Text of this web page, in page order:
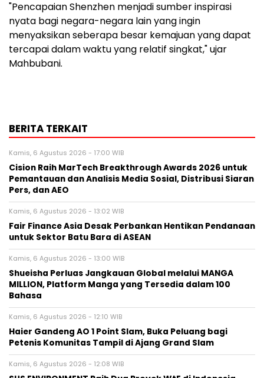
"Pencapaian Shenzhen menjadi sumber inspirasi
nyata bagi negara-negara lain yang ingin
menyaksikan seberapa besar kemajuan yang dapat
tercapai dalam waktu yang relatif singkat," ujar
Mahbubani.
BERITA TERKAIT
Kamis, 6 Agustus 2026 - 17:00 WIB
Cision Raih MarTech Breakthrough Awards 2026 untuk
Pemantauan dan Analisis Media Sosial, Distribusi Siaran
Pers, dan AEO
Kamis, 6 Agustus 2026 - 13:02 WIB
Fair Finance Asia Desak Perbankan Hentikan Pendanaan
untuk Sektor Batu Bara di ASEAN
Kamis, 6 Agustus 2026 - 13:00 WIB
Shueisha Perluas Jangkauan Global melalui MANGA
MILLION, Platform Manga yang Tersedia dalam 100
Bahasa
Kamis, 6 Agustus 2026 - 12:10 WIB
Haier Gandeng AO 1 Point Slam, Buka Peluang bagi
Petenis Komunitas Tampil di Ajang Grand Slam
Kamis, 6 Agustus 2026 - 12:08 WIB